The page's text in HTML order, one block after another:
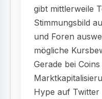
gibt mittlerweile
Stimmungsbild
und Foren
mögliche
Gerade bei
Hype auf Twitter